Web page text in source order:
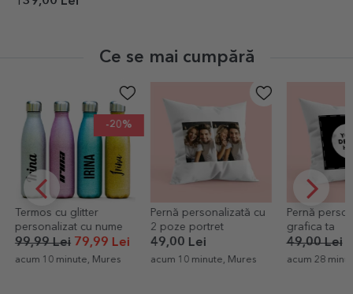
Ce se mai cumpără
Pernă personalizată cu
2 poze portret
49,00 Lei
acum 10 minute, Mures
Pernă personalizată cu
grafica ta
49,00 Lei
acum 28 minute, Brasov
Cutia cu
poze cu
cu smiley
59,00 Lei
reducere